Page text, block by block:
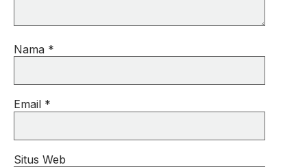
Nama *
Email *
Situs Web